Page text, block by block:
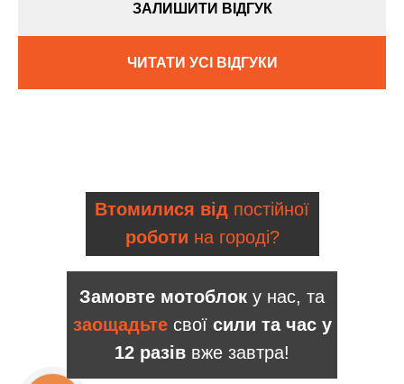
ЗАЛИШИТИ ВІДГУК
ЧИТАТИ УСІ ВІДГУКИ
Замовте мотоблок у нас, та
заощадьтесвої сили та час у
12 разів вже завтра!
Втомилися від постійної
роботи на городі?